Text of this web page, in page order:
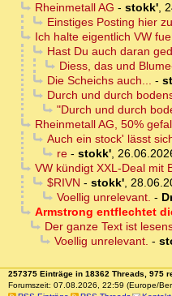
Rheinmetall AG - stokk',
Einstiges Posting hier
Ich halte eigentlich VW
Hast Du auch daran
Diess, das und
Die Scheichs auch... -
Durch und durch
"Durch und durch
Rheinmetall AG, 50%
Auch ein stock' lässt
re- stokk',
VW kündigt XXL-Deal mit
$RIVN - stokk',
Voellig unrelevant. -
Armstrong entflechtet
Der ganze Text ist
Voellig unrelevant. -
257375 Einträge in 18362 Threads, 975
Forumszeit: 07.08.2026, 22:59 (Europe/